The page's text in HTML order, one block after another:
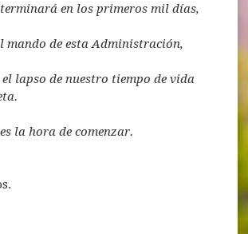
terminará en los primeros mil días,
mando de esta Administración,
lapso de nuestro tiempo de vida
la hora de comenzar.